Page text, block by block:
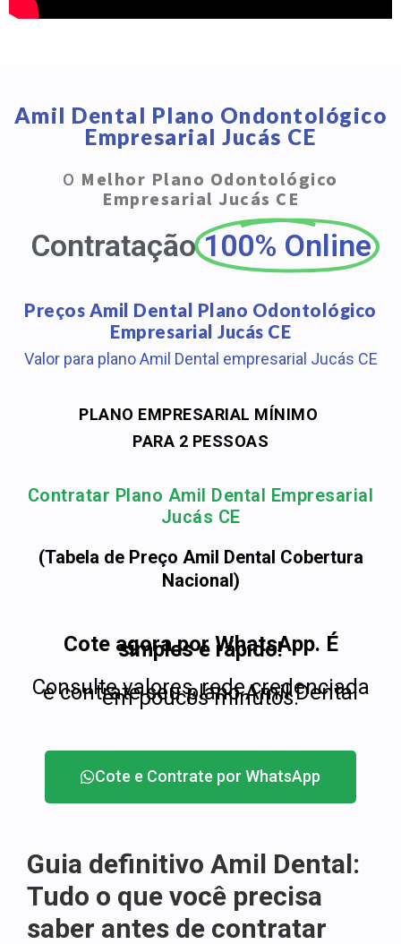
Amil Dental Plano Ondontológico
Empresarial Jucás CE
O Melhor Plano Odontológico
Empresarial Jucás CE
Contratação 100% Online
Preços Amil Dental Plano Odontológico
Empresarial Jucás CE
Valor para plano Amil Dental empresarial Jucás CE
PLANO EMPRESARIAL MÍNIMO
PARA 2 PESSOAS
Contratar Plano Amil Dental Empresarial
Jucás CE
(Tabela de Preço Amil Dental Cobertura
Nacional)
Cote agora por WhatsApp. É
simples e rápido!
Consulte valores, rede credenciada
e contrate seu plano Amil Dental
em poucos minutos.
Cote e Contrate por WhatsApp
Guia definitivo Amil Dental:
Tudo o que você precisa
saber antes de contratar